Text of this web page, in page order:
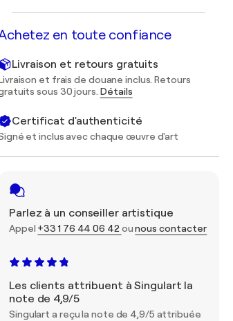
en toute confiance
Livraison et retours gratuits
et frais de douane inclus. Retours
sous 30 jours. Détails
Certificat d'authenticité
et inclus avec chaque œuvre d'art
Parlez à un conseiller artistique
Appel +33 1 76 44 06 42 ounous contacter
Les clients attribuent à Singulart la
note de 4,9/5
Singulart a reçu la note de 4,9/5 attribuée